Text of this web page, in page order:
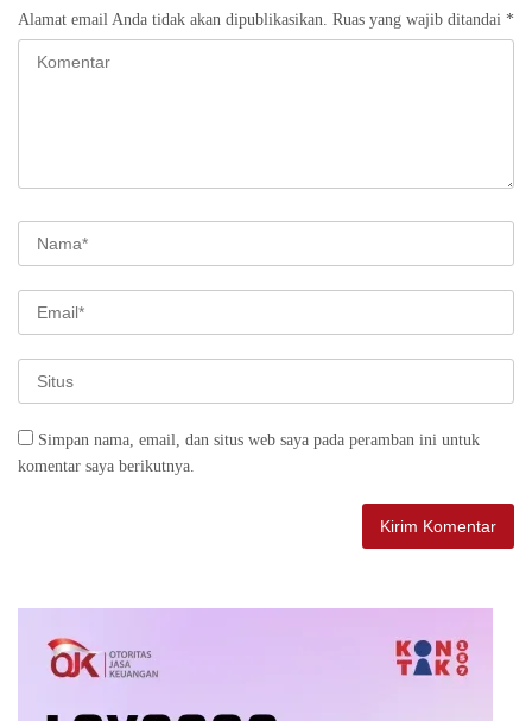
Alamat email Anda tidak akan dipublikasikan. Ruas yang wajib ditandai *
Simpan nama, email, dan situs web saya pada peramban ini untuk
komentar saya berikutnya.